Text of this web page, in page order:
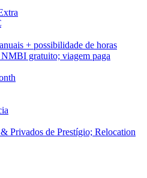
+ possibilidade de horas
gratuito; viagem paga
Privados de Prestígio; Relocation